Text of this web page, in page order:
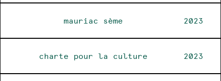
mauriac sème 2023
charte pour la culture 2023